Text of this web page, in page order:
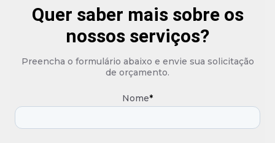
Quer saber mais sobre os
nossos serviços?
Preencha o formulário abaixo e envie sua solicitação
de orçamento.
Nome*